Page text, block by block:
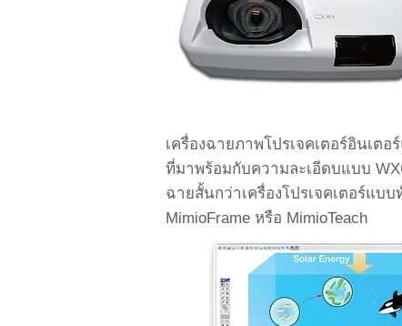
เครื่องฉายภาพโปรเจคเตอร์อินเต
ที่มาพร้อมกับความละเอีดบแบบ
ฉายสั้นกว่าเครื่องโปรเจคเตอร์แบ
MimioFrame หรือ MimioTeach